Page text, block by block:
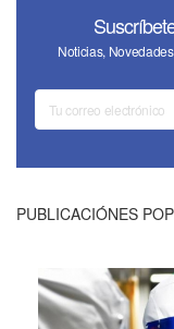
Noticias,
PUBLICACIÓNES